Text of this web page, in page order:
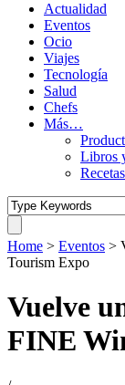
Actualidad
Eventos
Ocio
Viajes
Tecnología
Salud
Chefs
Más…
Libros
Home > Eventos >
Tourism Expo
Vuelve
FINE